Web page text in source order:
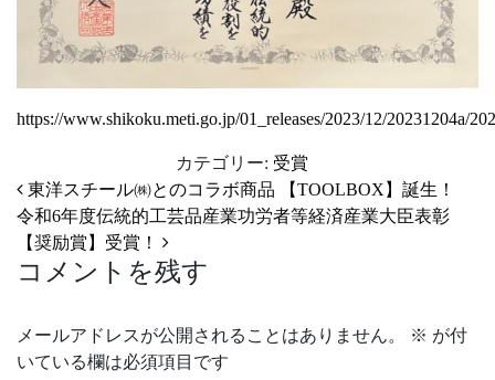
https://www.shikoku.meti.go.jp/01_releases/2023/12/20231204a/
カテゴリー: 受賞
投稿ナビゲーション
東洋スチール㈱とのコラボ商品 【TOOLBOX】誕生！
令和6年度伝統的工芸品産業功労者等経済産業大臣表彰
【奨励賞】受賞！
コメントを残す
メールアドレスが公開されることはありません。 ※ が付
いている欄は必須項目です